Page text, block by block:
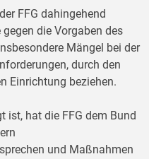
FFG dahingehend
die Vorgaben des
Mängel bei der
durch den
Einrichtung beziehen.
ist, hat die FFG dem Bund
und Maßnahmen